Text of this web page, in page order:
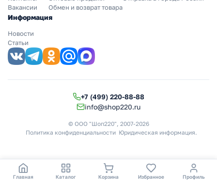
Вакансии
Обмен и возврат товара
Информация
Новости
Статьи
+7 (499) 220-88-88
info@shop220.ru
© ООО "Шоп220", 2007-2026
Политика конфиденциальности Юридическая информация.
Главная Каталог Корзина Избранное Профиль